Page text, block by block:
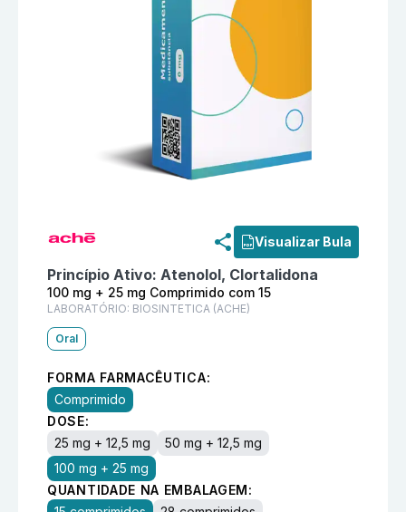
Visualizar Bula
Princípio Ativo: Atenolol, Clortalidona
100 mg + 25 mg Comprimido com 15
LABORATÓRIO: BIOSINTETICA (ACHE)
Oral
FORMA FARMACÊUTICA:
Comprimido
DOSE:
25 mg + 12,5 mg
50 mg + 12,5 mg
100 mg + 25 mg
QUANTIDADE NA EMBALAGEM: